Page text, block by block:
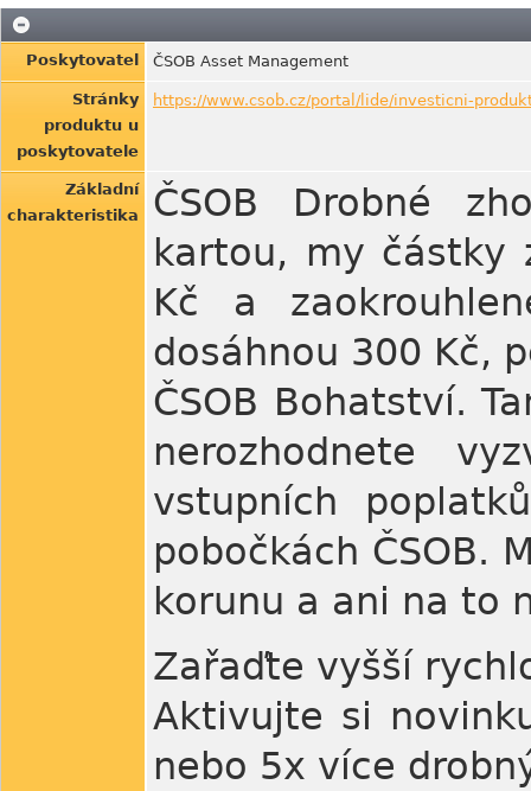
Poskytovatel ČSOB Asset Management
Stránky
produktu u
poskytovatele
https://www.csob.cz/portal/lide/investicni-
Základní
charakteristika
ČSOB Drobné
kartou, my částky
Kč a
dosáhnou 300 Kč,
ČSOB Bohatství.
nerozhodnete
vstupních
pobočkách ČSOB.
korunu a ani na to
Zařaďte vyšší
Aktivujte si
nebo 5x více